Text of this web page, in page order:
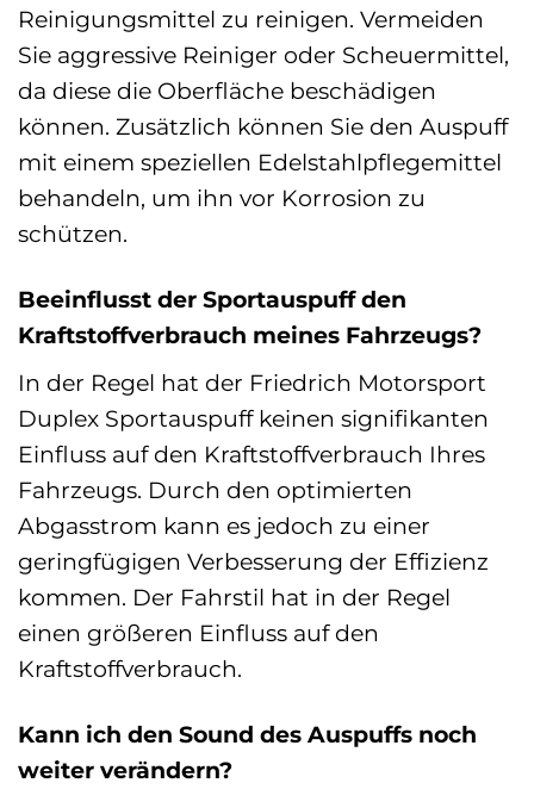
Reinigungsmittel zu reinigen. Vermeiden
Sie aggressive Reiniger oder Scheuermittel,
da diese die Oberfläche beschädigen
können. Zusätzlich können Sie den Auspuff
mit einem speziellen Edelstahlpflegemittel
behandeln, um ihn vor Korrosion zu
schützen.
Beeinflusst der Sportauspuff den
Kraftstoffverbrauch meines Fahrzeugs?
In der Regel hat der Friedrich Motorsport
Duplex Sportauspuff keinen signifikanten
Einfluss auf den Kraftstoffverbrauch Ihres
Fahrzeugs. Durch den optimierten
Abgasstrom kann es jedoch zu einer
geringfügigen Verbesserung der Effizienz
kommen. Der Fahrstil hat in der Regel
einen größeren Einfluss auf den
Kraftstoffverbrauch.
Kann ich den Sound des Auspuffs noch
weiter verändern?